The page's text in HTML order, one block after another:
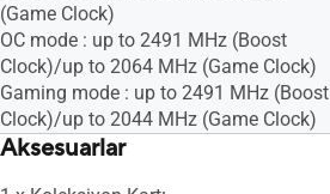
(Game Clock)
OC mode : up to 2491 MHz (Boost
Clock)/up to 2064 MHz (Game Clock)
Gaming mode : up to 2491 MHz (Boost
Clock)/up to 2044 MHz (Game Clock)
Aksesuarlar